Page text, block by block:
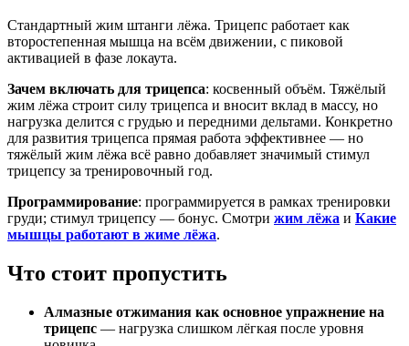
Стандартный жим штанги лёжа. Трицепс работает как
второстепенная мышца на всём движении, с пиковой
активацией в фазе локаута.
Зачем включать для трицепса: косвенный объём. Тяжёлый
жим лёжа строит силу трицепса и вносит вклад в массу, но
нагрузка делится с грудью и передними дельтами. Конкретно
для развития трицепса прямая работа эффективнее — но
тяжёлый жим лёжа всё равно добавляет значимый стимул
трицепсу за тренировочный год.
Программирование: программируется в рамках тренировки
груди; стимул трицепсу — бонус. Смотри жим лёжа и Какие
мышцы работают в жиме лёжа.
Что стоит пропустить
Алмазные отжимания как основное упражнение на
трицепс — нагрузка слишком лёгкая после уровня